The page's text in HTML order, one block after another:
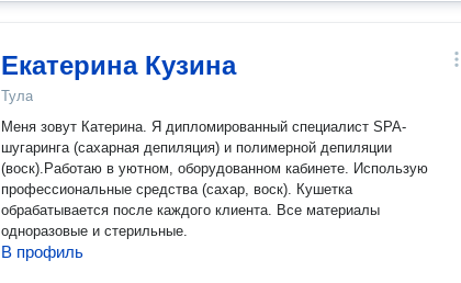
Екатерина Кузина
Тула
Меня зовут Катерина. Я дипломированный специалист SPA-
шугаринга (сахарная депиляция) и полимерной депиляции
(воск).Работаю в уютном, оборудованном кабинете. Использую
профессиональные средства (сахар, воск). Кушетка
обрабатывается после каждого клиента. Все материалы
одноразовые и стерильные.
В профиль